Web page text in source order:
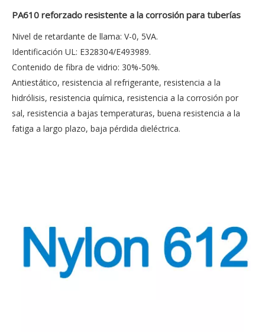
PA610 reforzado resistente a la corrosión para tuberías
Nivel de retardante de llama: V-0, 5VA.
Identificación UL: E328304/E493989.
Contenido de fibra de vidrio: 30%-50%.
Antiestático, resistencia al refrigerante, resistencia a la
hidrólisis, resistencia química, resistencia a la corrosión por
sal, resistencia a bajas temperaturas, buena resistencia a la
fatiga a largo plazo, baja pérdida dieléctrica.